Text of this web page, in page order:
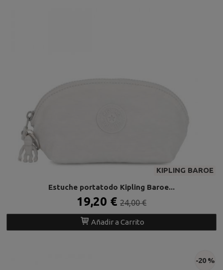
KIPLING BAROE
Estuche portatodo Kipling Baroe...
19,20 € 24,00 €
Añadir a Carrito
-20 %